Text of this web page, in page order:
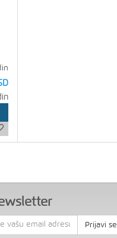
Prijavi se